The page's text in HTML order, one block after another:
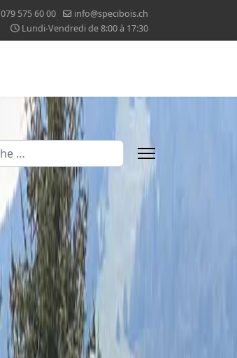
079 575 60 00
info@specibois.ch
Lundi-Vendredi de 8:00 à 17:30